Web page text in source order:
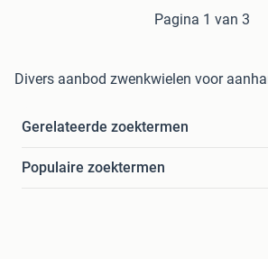
Pagina 1 van 3
Divers aanbod zwenkwielen voor
Gerelateerde zoektermen
Populaire zoektermen